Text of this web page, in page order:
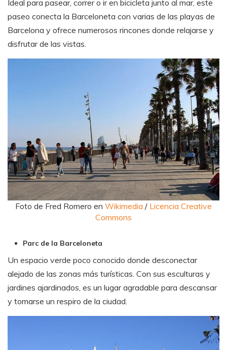
Ideal para pasear, correr o ir en bicicleta junto al mar, este
paseo conecta la Barceloneta con varias de las playas de
Barcelona y ofrece numerosos rincones donde relajarse y
disfrutar de las vistas.
Foto de Fred Romero en Wikimedia / Licencia Creative
Commons
Parc de la Barceloneta
Un espacio verde poco conocido donde desconectar
alejado de las zonas más turísticas. Con sus esculturas y
jardines ajardinados, es un lugar agradable para descansar
y tomarse un respiro de la ciudad.